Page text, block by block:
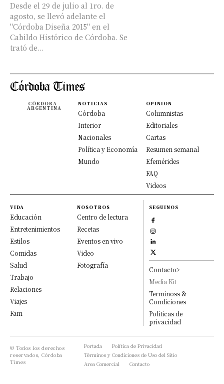
Desde el 29 de julio al 1ro. de
agosto, se llevó adelante el
"Córdoba Diseña 2015" en el
Cabildo Histórico de Córdoba. Se
trató de...
CÓRDOBA -
ARGENTINA
NOTICIAS
Córdoba
Interior
Nacionales
Política y Economía
Mundo
OPINION
Columnistas
Editoriales
Cartas
Resumen semanal
Efemérides
FAQ
Videos
VIDA
Educación
Entretenimientos
Estilos
Comidas
Salud
Trabajo
Relaciones
Viajes
Fam
NOSOTROS
Centro de lectura
Recetas
Eventos en vivo
Video
Fotografía
SEGUINOS
Contacto>
Media Kit
Terminoss &
Condiciones
Políticas de
privacidad
© Todos los derechos
reservados, Córdoba
Times
Portada
Política de Privacidad
Términos y Condiciones de Uso del Sitio
Area Comercial
Contacto